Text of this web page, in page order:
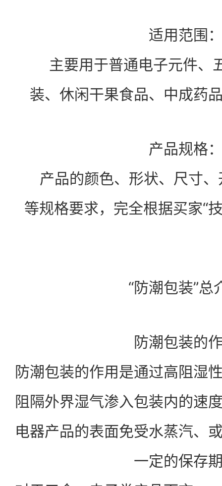
适用范围
主要用于普通电子元件、
装、休闲干果食品、中成药
产品规格
产品的颜色、形状、尺寸、
等规格要求，完全根据买家“
“防潮包装”总
防潮包装的
防潮包装的作用是通过高阻湿
阻隔外界湿气渗入包装内的速
电器产品的表面免受水蒸汽、
一定的保存